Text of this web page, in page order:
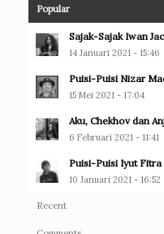
Popular
Sajak-Sajak Iwan
14 Januari 2021 - 15:46
Puisi-Puisi Nizar
15 Mei 2021 - 17:04
Aku, Chekhov dan
6 Februari 2021 - 11:41
Puisi-Puisi Iyut Fitra
10 Januari 2021 - 16:52
Recent